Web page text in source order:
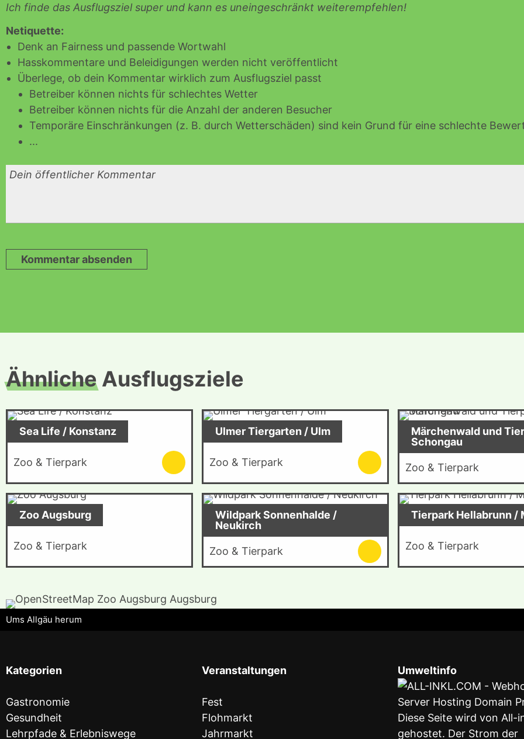
Ich finde das Ausflugsziel super und kann es uneingeschränkt weiterempfehlen!
Netiquette:
Denk an Fairness und passende Wortwahl
Hasskommentare und Beleidigungen werden nicht veröffentlicht
Überlege, ob dein Kommentar wirklich zum Ausflugsziel passt
Betreiber können nichts für schlechtes Wetter
Betreiber können nichts für die Anzahl der anderen Besucher
Temporäre Einschränkungen (z. B. durch Wetterschäden) sind kein Grund für eine schlechte
...
Kommentar absenden
Ähnliche Ausflugsziele
Sea Life / Konstanz
Zoo & Tierpark
Ulmer Tiergarten / Ulm
Zoo & Tierpark
Märchenwald und
Schongau
Zoo & Tierpark
Zoo Augsburg
Zoo & Tierpark
Wildpark Sonnenhalde /
Neukirch
Zoo & Tierpark
Tierpark Hellabrunn /
Zoo & Tierpark
Ums Allgäu herum
Kategorien
Gastronomie
Gesundheit
Lehrpfade & Erlebniswege
Veranstaltungen
Fest
Flohmarkt
Jahrmarkt
Umweltinfo
Diese Seite wird von All-
gehostet. Der Strom der